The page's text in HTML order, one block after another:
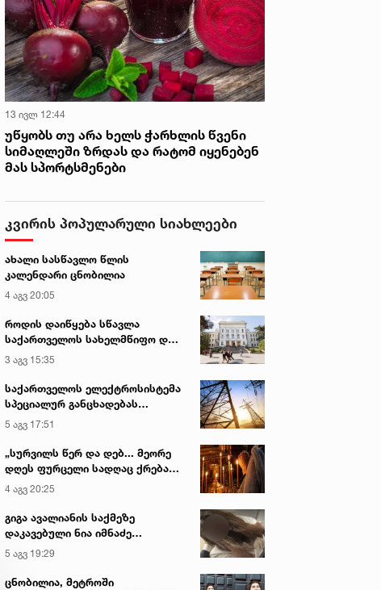
13 ივლ 12:44
უწყობს თუ არა ხელს ჭარხლის წვენი
სიმაღლეში ზრდას და რატომ იყენებენ
მას სპორტსმენები
კვირის პოპულარული სიახლეები
ახალი სასწავლო წლის
კალენდარი ცნობილია
4 აგვ 20:05
როდის დაიწყება სწავლა
საქართველოს სახელმწიფო და
კერძო უნივერსიტეტებში
3 აგვ 15:35
საქართველოს ელექტროსისტემა
სპეციალურ განცხადებას
ავრცელებს
5 აგვ 17:51
„სურვილს წერ და დებ... მეორე
დღეს ფურცელი სადღაც ქრება
და სურვილი სრულდება...“ -
სასწაულმოქმედი ტაძარი შიდა
ქართლში
4 აგვ 20:25
გიგა ავალიანის საქმეზე
დაკავებული ნია იმნაძე
კლინიკაში გადაჰყავთ
5 აგვ 19:29
ცნობილია, მეტროში